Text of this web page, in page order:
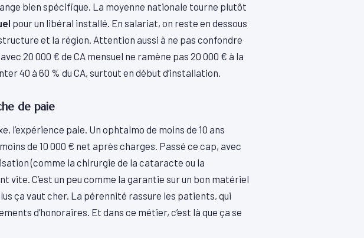
bien spécifique. La moyenne nationale tourne plutôt
pour un libéral installé. En salariat, on reste en dessous
et la région. Attention aussi à ne pas confondre
20 000 € de CA mensuel ne ramène pas 20 000 € à la
40 à 60 % du CA, surtout en début d’installation.
de paie
l’expérience paie. Un ophtalmo de moins de 10 ans
de 10 000 € net après charges. Passé ce cap, avec
(comme la chirurgie de la cataracte ou la
vite. C’est un peu comme la garantie sur un bon matériel
ça vaut cher. La pérennité rassure les patients, qui
d’honoraires. Et dans ce métier, c’est là que ça se